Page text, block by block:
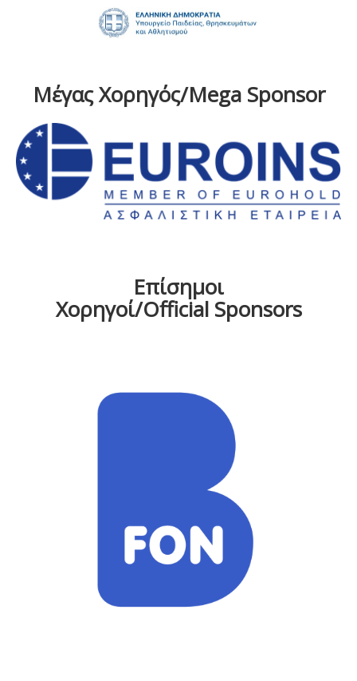
Μέγας Χορηγός/Mega Sponsor
Επίσημοι
Χορηγοί/Official Sponsors